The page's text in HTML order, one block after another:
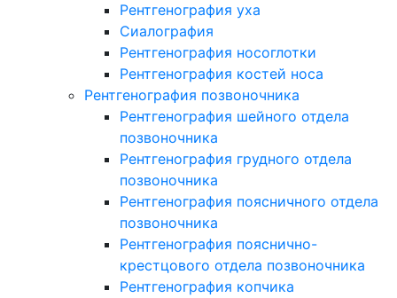
Рентгенография уха
Сиалография
Рентгенография носоглотки
Рентгенография костей носа
Рентгенография позвоночника
Рентгенография шейного отдела
позвоночника
Рентгенография грудного отдела
позвоночника
Рентгенография поясничного отдела
позвоночника
Рентгенография пояснично-
крестцового отдела позвоночника
Рентгенография копчика